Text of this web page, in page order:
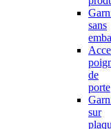
sans
de
porte
sur